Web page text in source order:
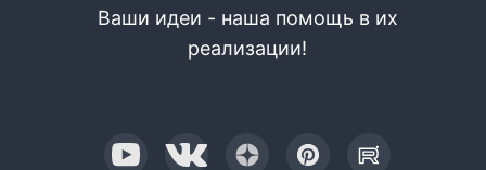
Ваши идеи - наша помощь в их
реализации!